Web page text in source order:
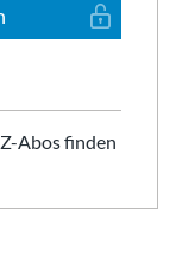
Abos finden